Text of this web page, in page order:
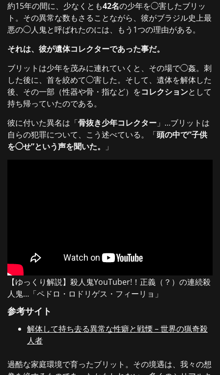
約15年の間に、少なくとも42名の少年を◯害したブリッ
ト。その異常な数もさることながら、彼がブラジル史上最
悪の◯人鬼と呼ばれたのには、もう1つの理由がある。
それは、彼が遺体コレクターであった事だ。
ブリットは少年を茂みに連れていくと、その場で◯姦。刺
した後に、首を絞めて◯害した。そして、遺体を解体した
後、その一部（性器や骨・指など）をコレクションとして
持ち帰っていたのである。
彼に付いた異名は「骨抜き少年コレクター 」…ブリットは
自らの犯罪について、こう述べている。「頭の中で”子供
を◯せ”という声を聞いた。
」
【ゆっくり解説】殺人鬼YouTuber!！正義（？）の連続殺
人鬼…「ペドロ・ロドリゲス・フィーリョ」
参考サイト
解体して持ち去る異常な性癖と戦慄 – 世界の猟奇殺
人者
過酷な家庭環境で育ったブリット。その境遇は、我々の想